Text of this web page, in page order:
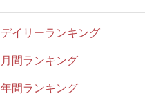
デイリーランキング
月間ランキング
年間ランキング